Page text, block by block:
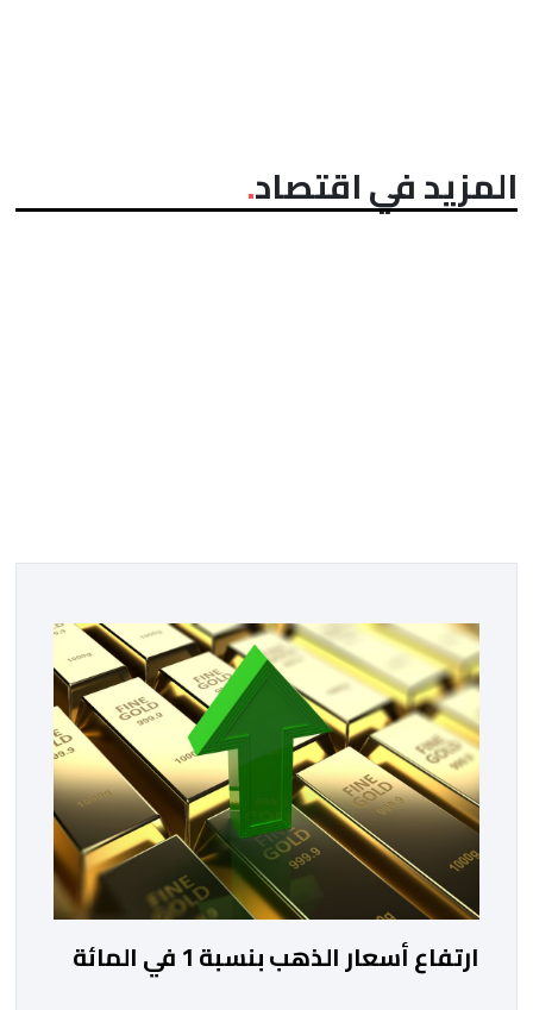
المزيد في اقتصاد
ارتفاع أسعار الذهب بنسبة 1 في المائة